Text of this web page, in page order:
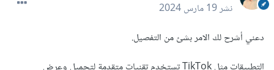
نشر19 مارس 2024
دعني أشرح لك الامر بشئ من التفصيل.